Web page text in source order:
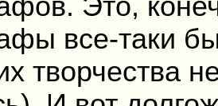
Это,
все-таки
творчества